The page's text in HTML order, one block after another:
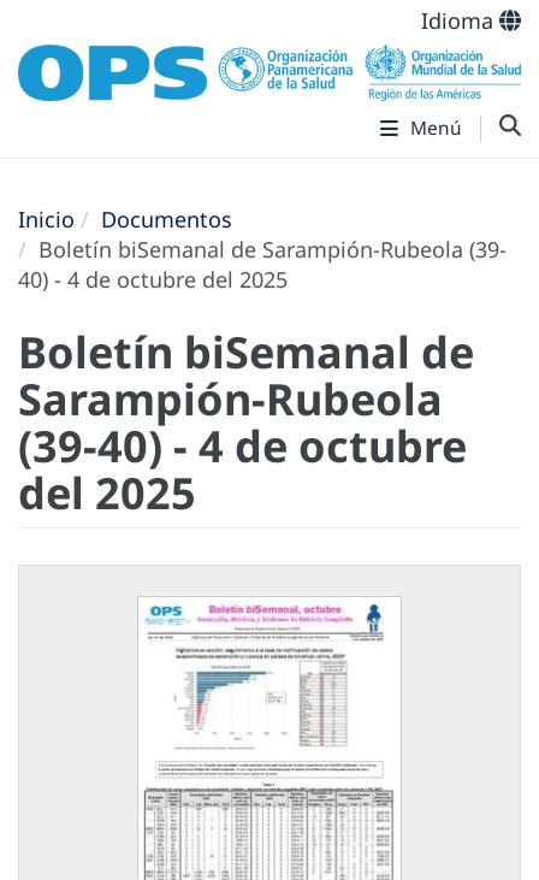
Idioma
Menú
Inicio
Documentos
Boletín biSemanal de Sarampión-Rubeola (39-
40) - 4 de octubre del 2025
Boletín biSemanal de
Sarampión-Rubeola
(39-40) - 4 de octubre
del 2025